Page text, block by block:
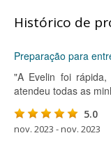
Histórico de
Preparação para
"A Evelin foi
atendeu todas as
5.0
nov. 2023 - nov. 2023